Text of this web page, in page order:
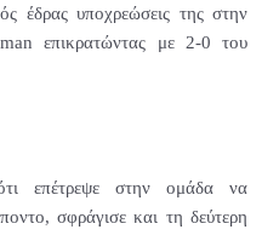
έδρας υποχρεώσεις της στην
επικρατώντας με 2-0 του
επέτρεψε στην ομάδα να
σφράγισε και τη δεύτερη